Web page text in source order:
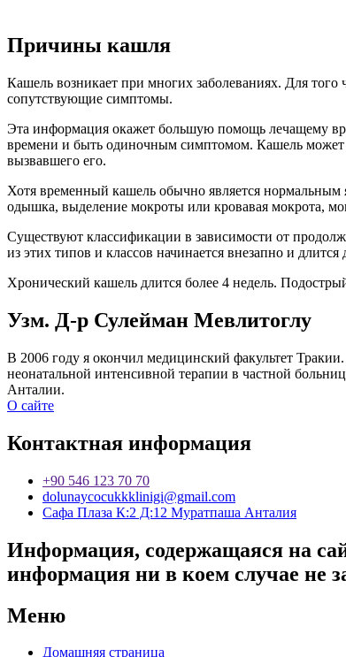
Причины кашля
Кашель возникает при многих заболеваниях. Для
сопутствующие симптомы.
Эта информация окажет большую помощь лечащему
времени и быть одиночным симптомом. Кашель может
вызвавшего его.
Хотя временный кашель обычно является
одышка, выделение мокроты или кровавая мокрота,
Существуют классификации в зависимости от
из этих типов и классов начинается внезапно и длится
Хронический кашель длится более 4 недель.
Узм. Д-р Сулейман Мевлитоглу
В 2006 году я окончил медицинский факультет
неонатальной интенсивной терапии в частной
Анталии.
О сайте
Контактная информация
+90 546 123 70 70
dolunaycocukkklinigi@gmail.com
Сафа Плаза К:2 Д:12 Муратпаша Анталия
Информация, содержащаяся на
информация ни в коем случае не
Меню
Домашняя страница